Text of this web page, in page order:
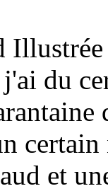
du
et